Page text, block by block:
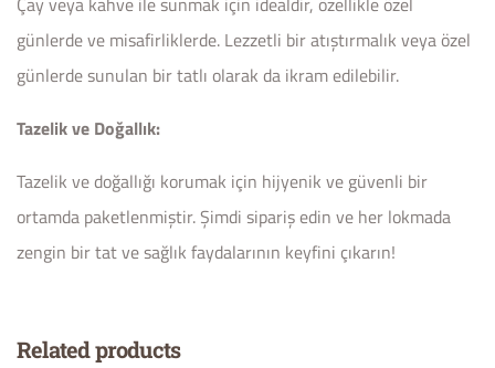
günlerde ve misafirliklerde. Lezzetli bir atıştırmalık veya özel
günlerde sunulan bir tatlı olarak da ikram edilebilir.
Tazelik ve Doğallık:
Tazelik ve doğallığı korumak için hijyenik ve güvenli bir
ortamda paketlenmiştir. Şimdi sipariş edin ve her lokmada
zengin bir tat ve sağlık faydalarının keyfini çıkarın!
Related products